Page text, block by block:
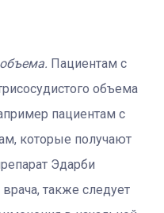
Пациентам с
объема
пациентам с
которые получают
Эдарби
также следует